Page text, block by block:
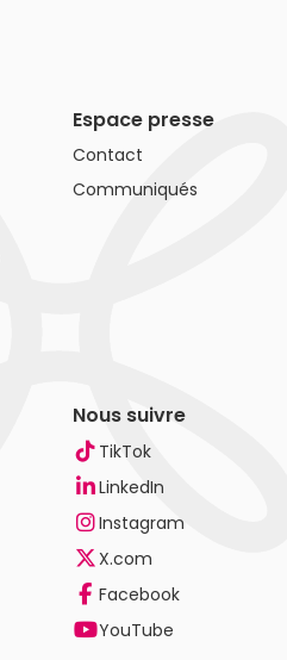
Espace presse
Contact
Communiqués
Nous suivre
TikTok
LinkedIn
Instagram
X.com
Facebook
YouTube